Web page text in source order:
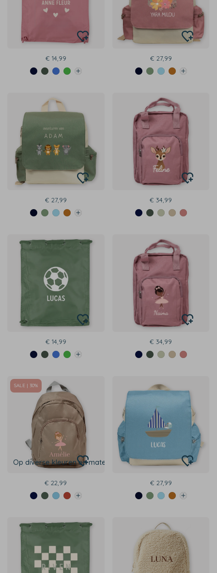
€ 14,99 € 27,99
€ 27,99 € 34,99
€ 14,99 € 34,99
Op diverse kleuren en maten
SALE | 30%
€ 22,99 € 27,99